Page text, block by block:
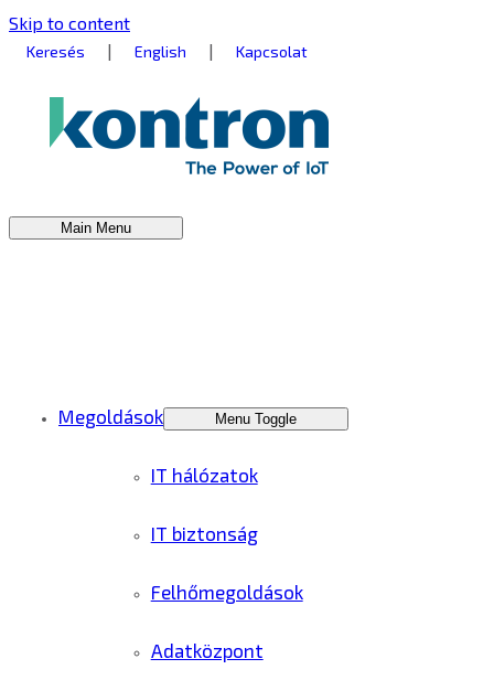
Skip to content
Keresés | English | Kapcsolat
Main Menu
Megoldások Menu Toggle
IT hálózatok
IT biztonság
Felhőmegoldások
Adatközpont